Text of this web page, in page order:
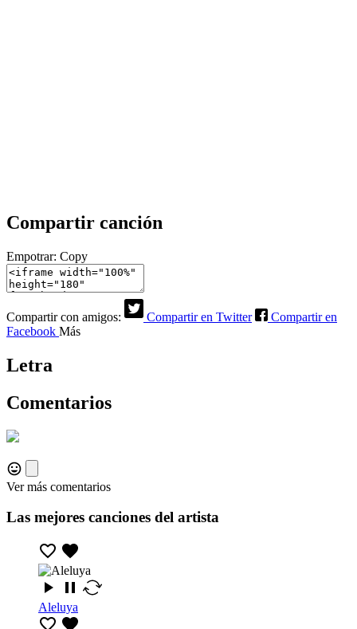
Compartir canción
Empotrar: Copy
Compartir con amigos: Compartir en Twitter
Compartir en
Facebook Más
Letra
Comentarios
Ver más comentarios
Las mejores canciones del artista
Aleluya